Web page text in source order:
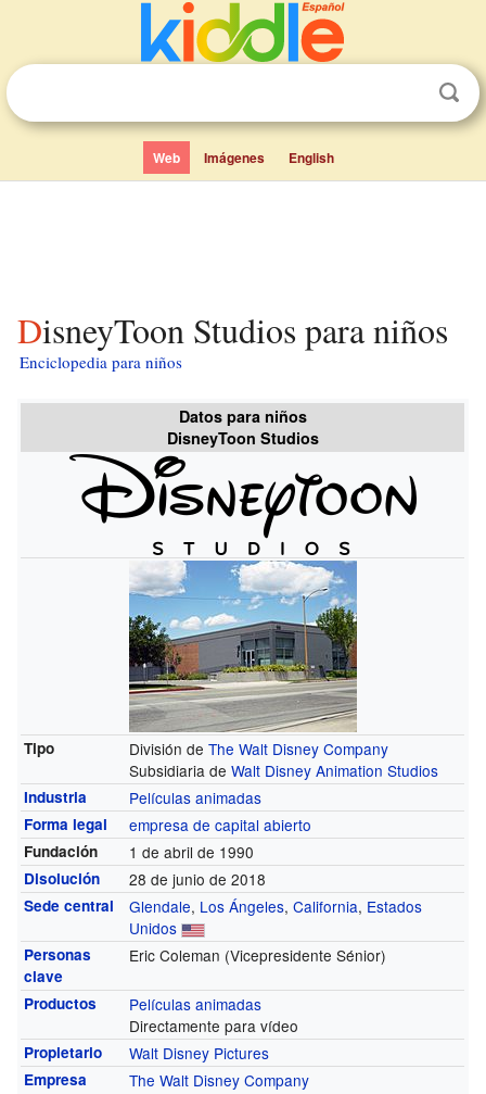
Web Imágenes English
DisneyToon Studios para niños
Enciclopedia para niños
Datos para niños
DisneyToon Studios
Tipo División deThe Walt Disney Company
Subsidiaria deWalt Disney Animation Studios
Industria Películas animadas
Forma legal empresa de capital abierto
Fundación 1 de abril de 1990
Disolución 28 de junio de 2018
Sede central Glendale, Los Ángeles,California, Estados
Unidos
Personas
clave
Eric Coleman (Vicepresidente Sénior)
Productos
Películas animadas
Directamente para vídeo
Propietario Walt Disney Pictures
Empresa
The Walt Disney Company